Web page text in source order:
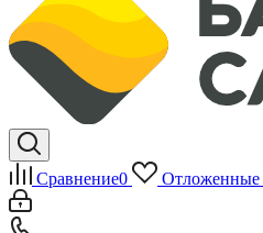
Сравнение0 Отложенные